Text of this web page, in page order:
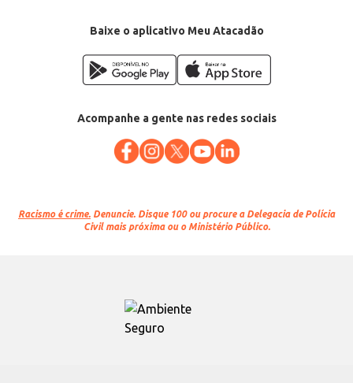
Baixe o aplicativo Meu Atacadão
Acompanhe a gente nas redes sociais
Racismo é crime. Denuncie. Disque 100 ou procure a Delegacia de Polícia
Civil mais próxima ou o Ministério Público.